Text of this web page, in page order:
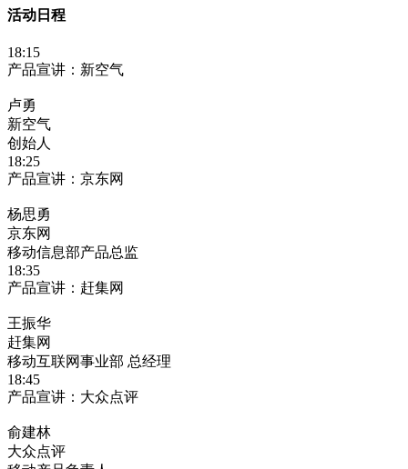
活动日程
18:15
产品宣讲：新空气
卢勇
新空气
创始人
18:25
产品宣讲：京东网
杨思勇
京东网
移动信息部产品总监
18:35
产品宣讲：赶集网
王振华
赶集网
移动互联网事业部 总经理
18:45
产品宣讲：大众点评
俞建林
大众点评